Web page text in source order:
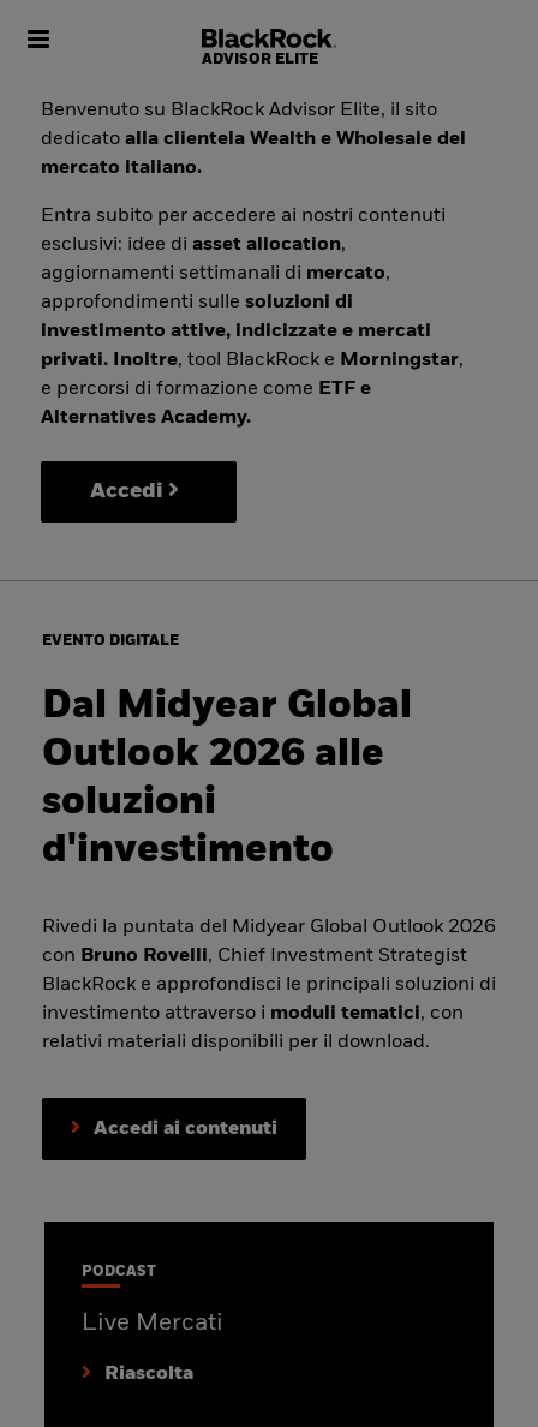
Toggle navigation
Benvenuto su BlackRock Advisor Elite, il sito
dedicatoalla clientela Wealth e Wholesale del
mercato italiano.
Entra subito per accedere ai nostri contenuti
esclusivi: idee diasset allocation,
aggiornamenti settimanali di mercato,
approfondimenti sullesoluzioni di
investimento attive, indicizzate e mercati
privati. Inoltre, tool BlackRock e Morningstar,
e percorsi di formazione come ETF e
Alternatives Academy.
Accedi
EVENTO DIGITALE
Dal Midyear Global
Outlook 2026 alle
soluzioni
d'investimento
Rivedi la puntata del Midyear Global Outlook 2026
con Bruno Rovelli, Chief Investment Strategist
BlackRock e approfondisci le principali soluzioni di
investimento attraverso i moduli tematici, con
relativi materiali disponibili per il download.
Accedi ai contenuti
PODCAST
Live Mercati
Riascolta